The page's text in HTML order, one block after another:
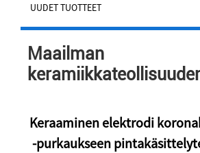
UUDET TUOTTEET
Maailman
Keraaminen elektrodi
-purkaukseen